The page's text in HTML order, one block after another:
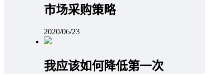
市场采购策略
2020/06/23
我应该如何降低第一次